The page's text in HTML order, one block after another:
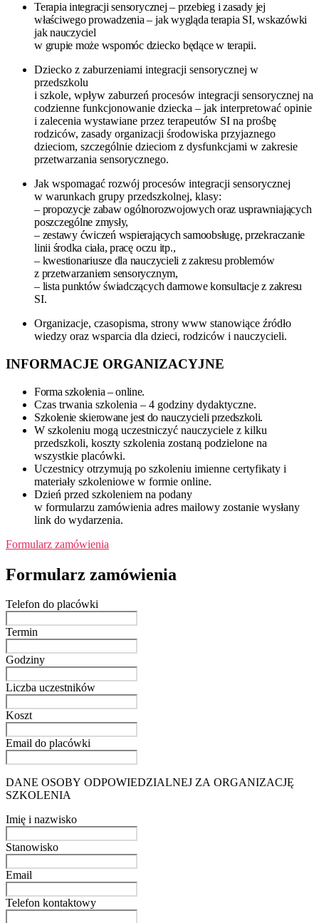
Terapia integracji sensorycznej – przebieg i zasady jej
właściwego prowadzenia – jak wygląda terapia SI, wskazówki
jak nauczyciel
w grupie może wspomóc dziecko będące w terapii.
Dziecko z zaburzeniami integracji sensorycznej w
przedszkolu
i szkole, wpływ zaburzeń procesów integracji sensorycznej na
codzienne funkcjonowanie dziecka – jak interpretować opinie
i zalecenia wystawiane przez terapeutów SI na prośbę
rodziców, zasady organizacji środowiska przyjaznego
dzieciom, szczególnie dzieciom z dysfunkcjami w zakresie
przetwarzania sensorycznego.
Jak wspomagać rozwój procesów integracji sensorycznej
w warunkach grupy przedszkolnej, klasy:
– propozycje zabaw ogólnorozwojowych oraz usprawniających
poszczególne zmysły,
– zestawy ćwiczeń wspierających samoobsługę, przekraczanie
linii środka ciała, pracę oczu itp.,
– kwestionariusze dla nauczycieli z zakresu problemów
z przetwarzaniem sensorycznym,
– lista punktów świadczących darmowe konsultacje z zakresu
SI.
Organizacje, czasopisma, strony www stanowiące źródło
wiedzy oraz wsparcia dla dzieci, rodziców i nauczycieli.
INFORMACJE ORGANIZACYJNE
Forma szkolenia – online.
Czas trwania szkolenia – 4 godziny dydaktyczne.
Szkolenie skierowane jest do nauczycieli przedszkoli.
W szkoleniu mogą uczestniczyć nauczyciele z kilku
przedszkoli, koszty szkolenia zostaną podzielone na
wszystkie placówki.
Uczestnicy otrzymują po szkoleniu imienne certyfikaty i
materiały szkoleniowe w formie online.
Dzień przed szkoleniem na podany
w formularzu zamówienia adres mailowy zostanie wysłany
link do wydarzenia.
Formularz zamówienia
Formularz zamówienia
Telefon do placówki
Termin
Godziny
Liczba uczestników
Koszt
Email do placówki
DANE OSOBY ODPOWIEDZIALNEJ ZA ORGANIZACJĘ
SZKOLENIA
Imię i nazwisko
Stanowisko
Email
Telefon kontaktowy